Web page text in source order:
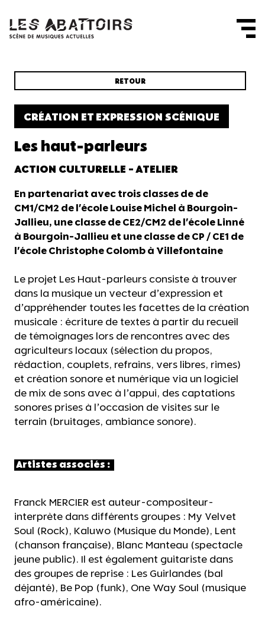
RETOUR
CRÉATION ET EXPRESSION SCÉNIQUE
Les haut-parleurs
ACTION CULTURELLE - ATELIER
En partenariat avec trois classes de de
CM1/CM2 de l'école Louise Michel à Bourgoin-
Jallieu, une classe de CE2/CM2 de l'école Linné
à Bourgoin-Jallieu et une classe de CP / CE1 de
l'école Christophe Colomb à Villefontaine
Le projet Les Haut-parleurs consiste à trouver
dans la musique un vecteur d’expression et
d’appréhender toutes les facettes de la création
musicale : écriture de textes à partir du recueil
de témoignages lors de rencontres avec des
agriculteurs locaux (sélection du propos,
rédaction, couplets, refrains, vers libres, rimes)
et création sonore et numérique via un logiciel
de mix de sons avec à l’appui, des captations
sonores prises à l’occasion de visites sur le
terrain (bruitages, ambiance sonore).
Artistes associés :
Franck MERCIER est auteur-compositeur-
interprète dans différents groupes : My Velvet
Soul (Rock), Kaluwo (Musique du Monde), Lent
(chanson française), Blanc Manteau (spectacle
jeune public). Il est également guitariste dans
des groupes de reprise : Les Guirlandes (bal
déjanté), Be Pop (funk), One Way Soul (musique
afro-américaine).